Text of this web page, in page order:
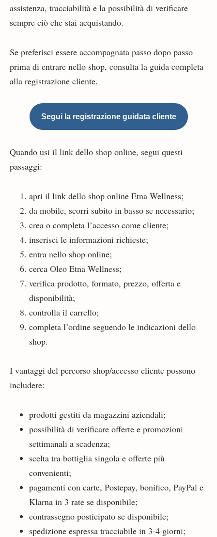
assistenza, tracciabilità e la possibilità di verificare
sempre ciò che stai acquistando.
Se preferisci essere accompagnata passo dopo passo
prima di entrare nello shop, consulta la guida completa
alla registrazione cliente.
Segui la registrazione guidata cliente
Quando usi il link dello shop online, segui questi
passaggi:
apri il link dello shop online Etna Wellness;
da mobile, scorri subito in basso se necessario;
crea o completa l’accesso come cliente;
inserisci le informazioni richieste;
entra nello shop online;
cerca Oleo Etna Wellness;
verifica prodotto, formato, prezzo, offerta e
disponibilità;
controlla il carrello;
completa l’ordine seguendo le indicazioni dello
shop.
I vantaggi del percorso shop/accesso cliente possono
includere:
prodotti gestiti da magazzini aziendali;
possibilità di verificare offerte e promozioni
settimanali a scadenza;
scelta tra bottiglia singola e offerte più
convenienti;
pagamenti con carte, Postepay, bonifico, PayPal e
Klarna in 3 rate se disponibile;
contrassegno posticipato se disponibile;
spedizione espressa tracciabile in 3-4 giorni;